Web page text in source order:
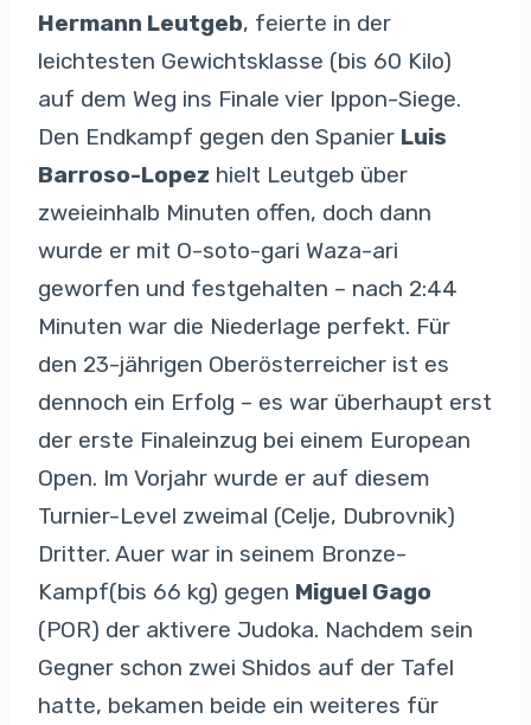
Hermann Leutgeb, feierte in der
leichtesten Gewichtsklasse (bis 60 Kilo)
auf dem Weg ins Finale vier Ippon-Siege.
Den Endkampf gegen den Spanier Luis
Barroso-Lopez hielt Leutgeb über
zweieinhalb Minuten offen, doch dann
wurde er mit O-soto-gari Waza-ari
geworfen und festgehalten – nach 2:44
Minuten war die Niederlage perfekt. Für
den 23-jährigen Oberösterreicher ist es
dennoch ein Erfolg – es war überhaupt erst
der erste Finaleinzug bei einem European
Open. Im Vorjahr wurde er auf diesem
Turnier-Level zweimal (Celje, Dubrovnik)
Dritter. Auer war in seinem Bronze-
Kampf(bis 66 kg) gegen Miguel Gago
(POR) der aktivere Judoka. Nachdem sein
Gegner schon zwei Shidos auf der Tafel
hatte, bekamen beide ein weiteres für